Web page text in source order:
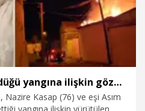
Muğla’da evli çiftin öldüğü yangına ilişkin gözaltı sayısı 6'ya çıktı
Nazire Kasap (76) ve eşi Asım
yangına ilişkin yürütülen